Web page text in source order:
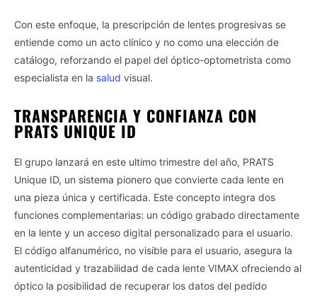
Con este enfoque, la prescripción de lentes progresivas se
entiende como un acto clínico y no como una elección de
catálogo, reforzando el papel del óptico-optometrista como
especialista en la salud visual.
TRANSPARENCIA Y CONFIANZA CON
PRATS UNIQUE ID
El grupo lanzará en este ultimo trimestre del año, PRATS
Unique ID, un sistema pionero que convierte cada lente en
una pieza única y certificada. Este concepto integra dos
funciones complementarias: un código grabado directamente
en la lente y un acceso digital personalizado para el usuario.
El código alfanumérico, no visible para el usuario, asegura la
autenticidad y trazabilidad de cada lente VIMAX ofreciendo al
óptico la posibilidad de recuperar los datos del pedido